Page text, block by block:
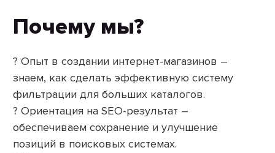
Почему мы?
? Опыт в создании интернет-магазинов –
знаем, как сделать эффективную систему
фильтрации для больших каталогов.
? Ориентация на SEO-результат –
обеспечиваем сохранение и улучшение
позиций в поисковых системах.